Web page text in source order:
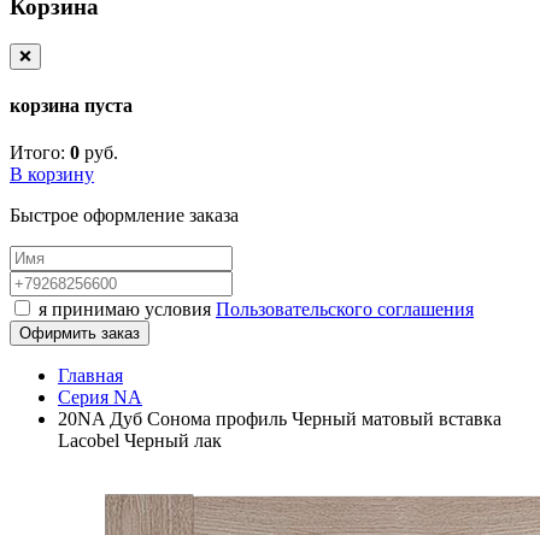
Корзина
❌
корзина пуста
Итого: 0 руб.
В корзину
Быстрое оформление заказа
я принимаю условия Пользовательского соглашения
Офирмить заказ
Главная
Серия NA
20NA Дуб Сонома профиль Черный матовый вставка
Lacobel Черный лак